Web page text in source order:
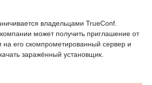
владельцами TrueConf.
может получить приглашение от
на его скомпрометированный сервер и
заражённый установщик.